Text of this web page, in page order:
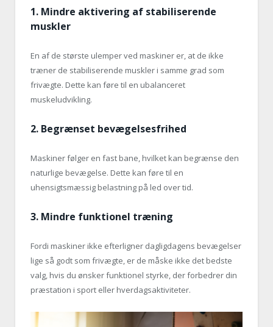
1. Mindre aktivering af stabiliserende
muskler
En af de største ulemper ved maskiner er, at de ikke
træner de stabiliserende muskler i samme grad som
frivægte. Dette kan føre til en ubalanceret
muskeludvikling.
2. Begrænset bevægelsesfrihed
Maskiner følger en fast bane, hvilket kan begrænse den
naturlige bevægelse. Dette kan føre til en
uhensigtsmæssig belastning på led over tid.
3. Mindre funktionel træning
Fordi maskiner ikke efterligner dagligdagens bevægelser
lige så godt som frivægte, er de måske ikke det bedste
valg, hvis du ønsker funktionel styrke, der forbedrer din
præstation i sport eller hverdagsaktiviteter.